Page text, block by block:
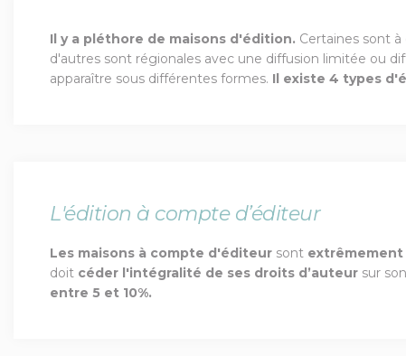
Il y a pléthore de maisons d'édition. Certaines sont à
d'autres sont régionales avec une diffusion limitée ou
apparaître sous différentes formes. Il existe 4 types
L'édition à compte d’éditeur
Les maisons à compte d'éditeur sont
doit céder l'intégralité de ses droits d’auteur sur
entre 5 et 10%.